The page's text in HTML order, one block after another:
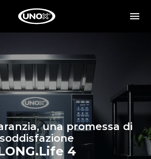
una promessa di
soddisfazione
4